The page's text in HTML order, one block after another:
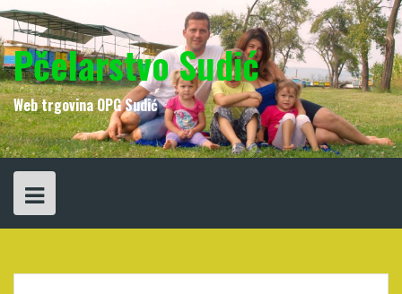
Skip
to
content
Pčelarstvo Sudić
Web trgovina OPG Sudić